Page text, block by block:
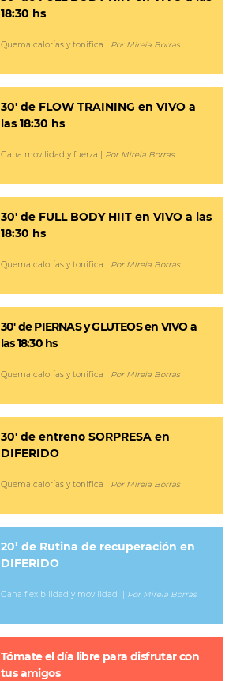
18:30 hs
Quema calorías y tonifica | Por Mireia Borras
30′ de FLOW TRAINING en VIVO a
las 18:30 hs
Gana movilidad y fuerza | Por Mireia Borras
30′ de FULL BODY HIIT en VIVO a las
18:30 hs
Quema calorías y tonifica | Por Mireia Borras
30′ de PIERNAS y GLUTEOS en VIVO a
las 18:30 hs
Quema calorías y tonifica | Por Mireia Borras
30′ de entreno SORPRESA en
DIFERIDO
Quema calorías y tonifica | Por Mireia Borras
20’ de Rutina de recuperación en
DIFERIDO
Gana flexibilidad y movilidad | Por Mireia Borras
Tómate el día libre para disfrutar con
tus amigos